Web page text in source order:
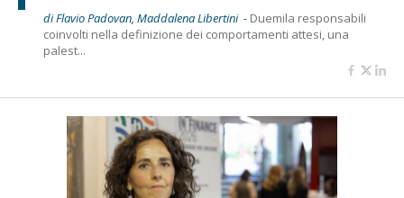
di Flavio Padovan, Maddalena Libertini - Duemila responsabili
coinvolti nella definizione dei comportamenti attesi, una
palest...